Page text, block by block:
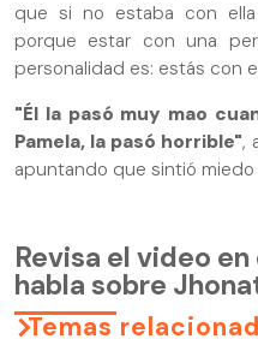
que si no estaba con
porque estar con una
personalidad es: estás con
"Él la pasó muy mao
Pamela, la pasó horrible",
apuntando que sintió
Revisa el video
habla sobre
Temas